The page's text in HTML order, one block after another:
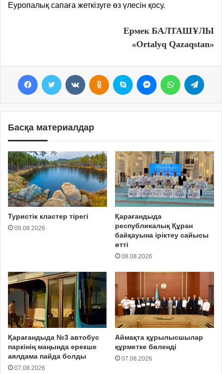
Еуропалық сапаға жеткізуге өз үлесін қосу.
Ермек БАЛТАШҰЛЫ
«Ortalyq Qazaqstan»
Басқа материалдар
Туристік кластер тірегі
09.08.2026
Қарағандыда
республикалық Құран
байқауына іріктеу сайысы
өтті
08.08.2026
Қарағандыда №3 автобус
паркінің маңында ерекше
аялдама пайда болды
07.08.2026
Аймақта құрылысшылар
құрметке бөленді
07.08.2026